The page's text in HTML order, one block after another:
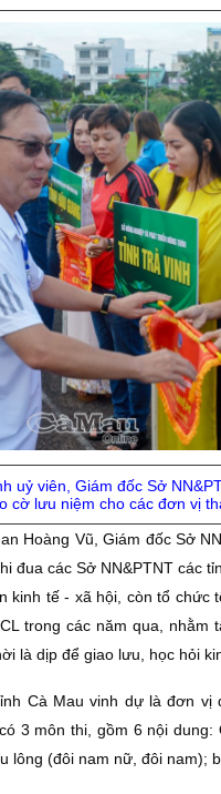
uỷ viên, Giám đốc Sở
cờ lưu niệm cho các đơn vị
Hoàng Vũ, Giám đốc Sở
đua các Sở NN&PTNT các
kinh tế - xã hội, còn tổ
trong các năm qua,
là dịp để giao lưu, học hỏi
Cà Mau vinh dự là đơn
3 môn thi, gồm 6 nội
lông (đôi nam nữ, đôi nam);